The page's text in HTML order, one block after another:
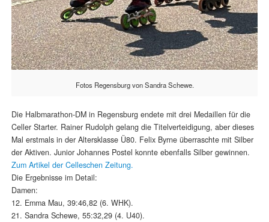
Fotos Regensburg von Sandra Schewe.
Die Halbmarathon-DM in Regensburg endete mit drei Medaillen für die
Celler Starter. Rainer Rudolph gelang die Titelverteidigung, aber dieses
Mal erstmals in der Altersklasse Ü80. Felix Byrne überraschte mit Silber
der Aktiven. Junior Johannes Postel konnte ebenfalls Silber gewinnen.
Zum Artikel der Celleschen Zeitung.
Die Ergebnisse im Detail:
Damen:
12. Emma Mau, 39:46,82 (6. WHK).
21. Sandra Schewe, 55:32,29 (4. U40).